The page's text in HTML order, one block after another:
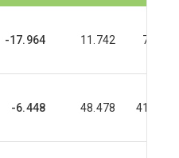
-17.964 11.742 7.244
-6.448 48.478 41.782